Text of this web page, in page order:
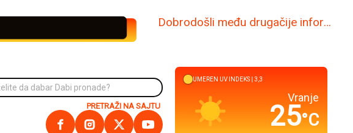
www.dabi.rs
SAJTU
PRETRAŽI NA SAJTU
NIZAKUV INDEKS |3
Kuršumlija
27°C